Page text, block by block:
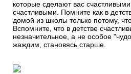
которые сделают вас
счастливыми. Помните как в
домой из школы только потому,
Вспомните, что в детстве
незначительное, а не особое
жаждим, становясь старше.